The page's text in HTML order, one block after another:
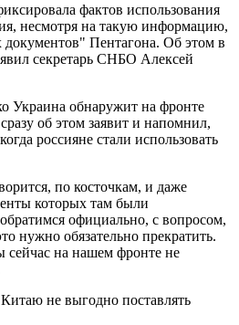
фактов использования
несмотря на такую информацию,
Пентагона. Об этом в
секретарь СНБО Алексей
Украина обнаружит на фронте
об этом заявит и напомнил,
россияне стали использовать
по косточкам, и даже
которых там были
официально, с вопросом,
нужно обязательно прекратить.
сейчас на нашем фронте не
не выгодно поставлять